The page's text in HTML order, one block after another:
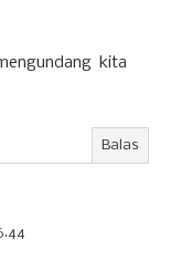
kita
Balas